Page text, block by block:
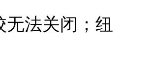
法关闭；纽